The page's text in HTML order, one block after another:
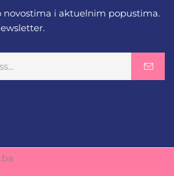
novostima i aktuelnim popustima.